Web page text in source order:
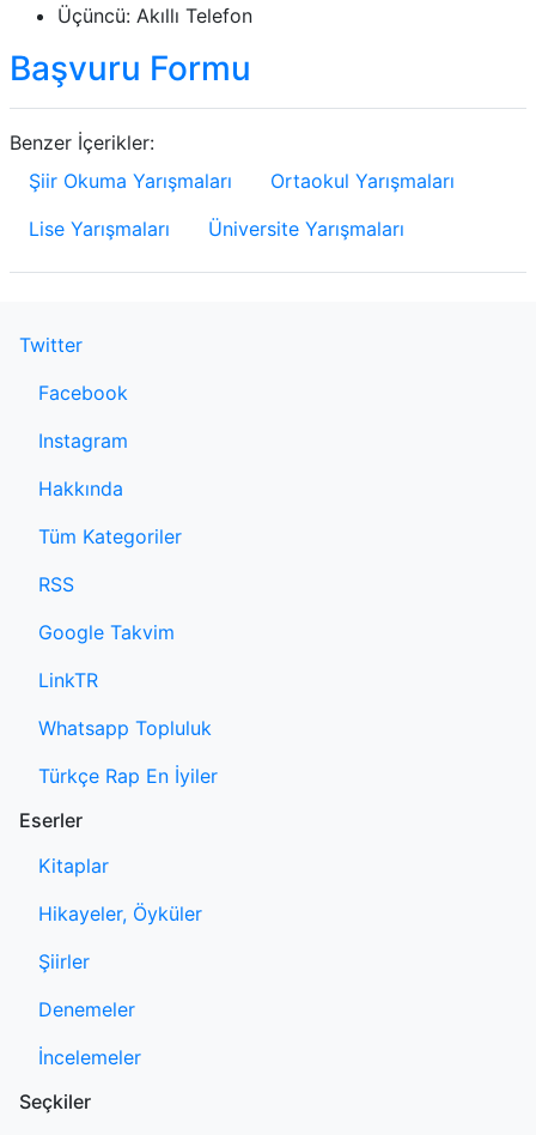
Üçüncü: Akıllı Telefon
Başvuru Formu
Benzer İçerikler:
Şiir Okuma Yarışmaları
Ortaokul Yarışmaları
Lise Yarışmaları
Üniversite Yarışmaları
Twitter
Facebook
Instagram
Hakkında
Tüm Kategoriler
RSS
Google Takvim
LinkTR
Whatsapp Topluluk
Türkçe Rap En İyiler
Eserler
Kitaplar
Hikayeler, Öyküler
Şiirler
Denemeler
İncelemeler
Seçkiler